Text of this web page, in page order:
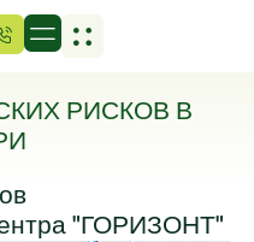
РИСКОВ В
"ГОРИЗОНТ"